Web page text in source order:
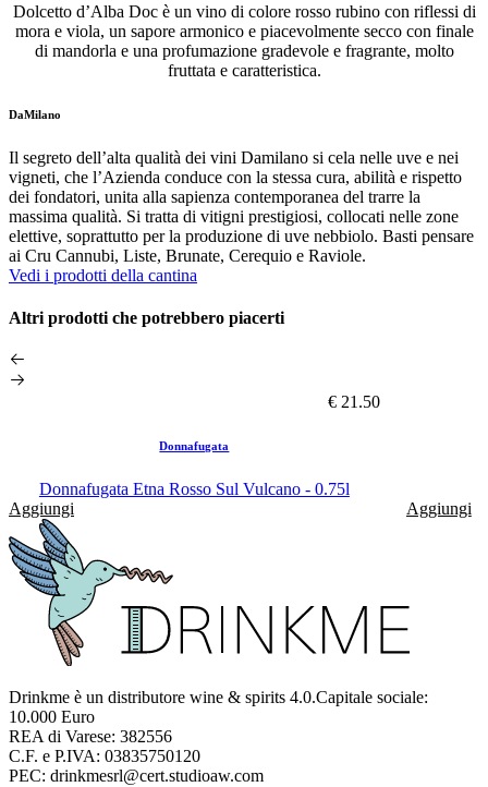
Dolcetto d’Alba Doc è un vino di colore rosso rubino con riflessi di
mora e viola, un sapore armonico e piacevolmente secco con finale
di mandorla e una profumazione gradevole e fragrante, molto
fruttata e caratteristica.
DaMilano
Il segreto dell’alta qualità dei vini Damilano si cela nelle uve e nei
vigneti, che l’Azienda conduce con la stessa cura, abilità e rispetto
dei fondatori, unita alla sapienza contemporanea del trarre la
massima qualità. Si tratta di vitigni prestigiosi, collocati nelle zone
elettive, soprattutto per la produzione di uve nebbiolo. Basti pensare
ai Cru Cannubi, Liste, Brunate, Cerequio e Raviole.
Vedi i prodotti della cantina
Altri prodotti che potrebbero piacerti
€ 21.50
Donnafugata
Donnafugata Etna Rosso Sul Vulcano - 0.75l
Aggiungi
Aggiungi
Drinkme è un distributore wine & spirits 4.0.Capitale sociale:
10.000 Euro
REA di Varese: 382556
C.F. e P.IVA: 03835750120
PEC: drinkmesrl@cert.studioaw.com